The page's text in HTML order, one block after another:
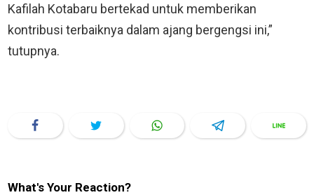
Kafilah Kotabaru bertekad untuk memberikan
kontribusi terbaiknya dalam ajang bergengsi ini,”
tutupnya.
What's Your Reaction?